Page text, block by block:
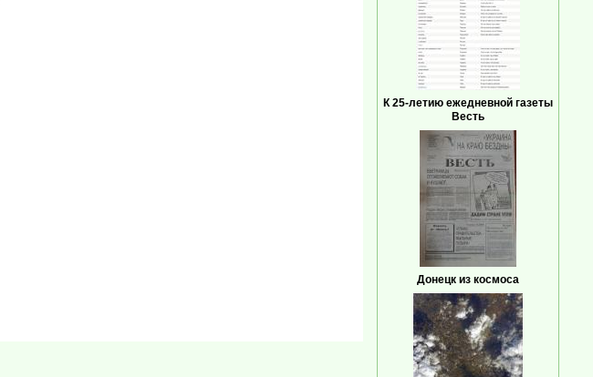
К 25-летию ежедневной газеты
Весть
Донецк из космоса